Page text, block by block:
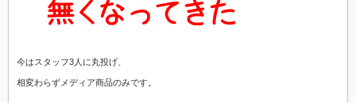
今はスタッフ3人に丸投げ、
相変わらずメディア商品のみです。